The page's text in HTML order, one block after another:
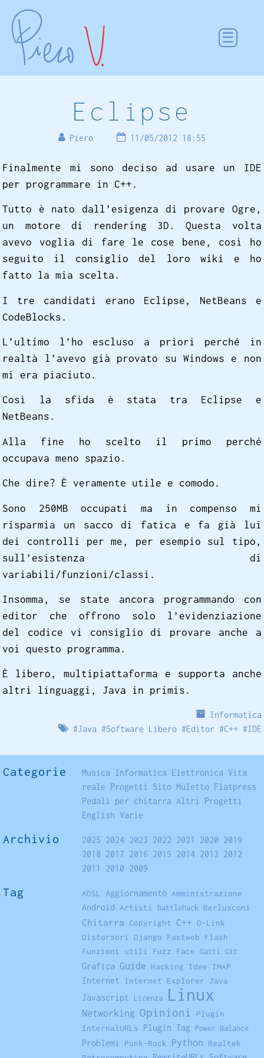
Eclipse
Piero 11/05/2012 18:55
Finalmente mi sono deciso ad usare un IDE
per programmare in C++.
Tutto è nato dall’esigenza di provare Ogre,
un motore di rendering 3D. Questa volta
avevo voglia di fare le cose bene, così ho
seguito il consiglio del loro wiki e ho
fatto la mia scelta.
I tre candidati erano Eclipse, NetBeans e
CodeBlocks.
L’ultimo l’ho escluso a priori perché in
realtà l’avevo già provato su Windows e non
mi era piaciuto.
Così la sfida è stata tra Eclipse e
NetBeans.
Alla fine ho scelto il primo perché
occupava meno spazio.
Che dire? È veramente utile e comodo.
Sono 250MB occupati ma in compenso mi
risparmia un sacco di fatica e fa già lui
dei controlli per me, per esempio sul tipo,
sull’esistenza di
variabili/funzioni/classi.
Insomma, se state ancora programmando con
editor che offrono solo l’evidenziazione
del codice vi consiglio di provare anche a
voi questo programma.
È libero, multipiattaforma e supporta anche
altri linguaggi, Java in primis.
Informatica
#Java #Software Libero#Editor #C++#IDE
Categorie Musica Informatica Elettronica Vita
reale Progetti Sito Muletto Flatpress
Pedali per chitarra Altri Progetti
English Varie
Archivio 2025 2024 2023 2022 2021 2020 2019
2018 2017 2016 2015 2014 2013 2012
2011
2010 2009
Tag ADSL Aggiornamento Amministrazione
Android
Artisti Battlehack Berlusconi
Chitarra Copyright C++
D-Link
Distorsori
Django Fastweb
Flash
Funzioni utili
Fuzz Face Gatti Git
Grafica Guide Hacking Idee IMAP
Internet Internet Explorer Java
Javascript Licenza Linux
Networking Opinioni
Plugin
InternalURLs
Plugin Tag Power Balance
Problemi Punk-Rock Python
Realtek